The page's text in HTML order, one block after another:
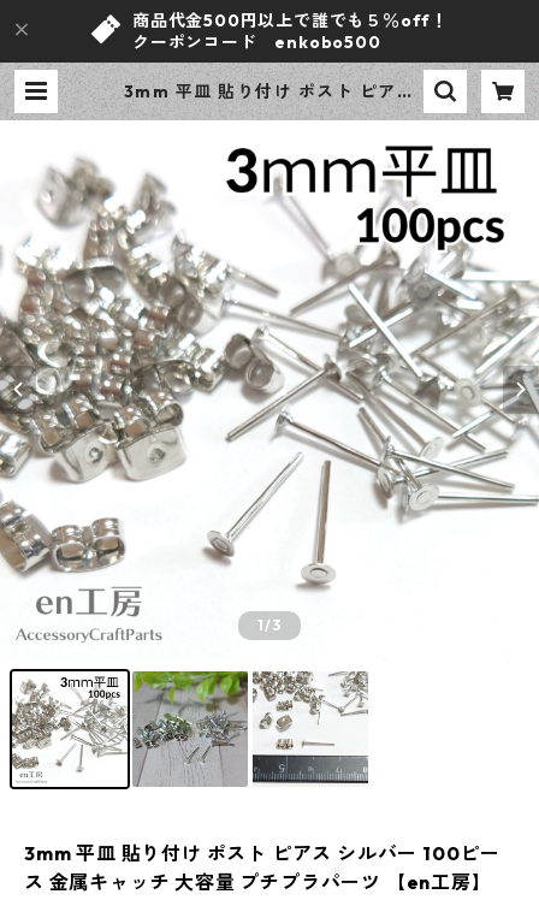
商品代金500円以上で誰でも５％off！
クーポンコード enkobo500
3mm 平皿 貼り付け ポスト ピアス
シルバー 100ピース 金属キャッチ
| ｅｎ工房
1/3
3mm 平皿 貼り付け ポスト ピアス シルバー 100ピー
ス 金属キャッチ 大容量 プチプラパーツ 【en工房】